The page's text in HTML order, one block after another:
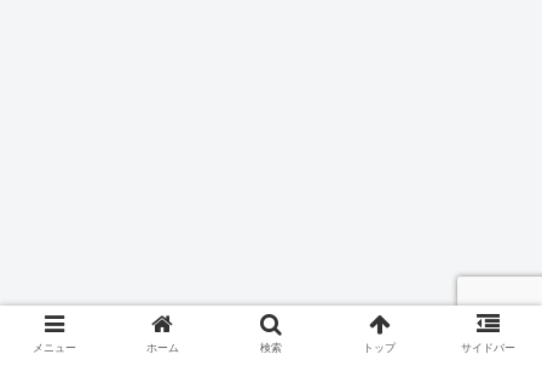
メニュー ホーム 検索 トップ サイドバー